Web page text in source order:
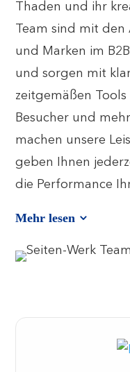
Thaden und ihr
Team sind mit
und Marken im
und sorgen mit
zeitgemäßen Tools
Besucher und
machen unsere
geben Ihnen
die Performance
Mehr lesen